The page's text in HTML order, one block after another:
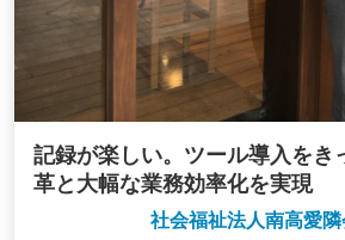
記録が楽しい。ツール導入をき
革と大幅な業務効率化を実現
社会福祉法人南高愛隣